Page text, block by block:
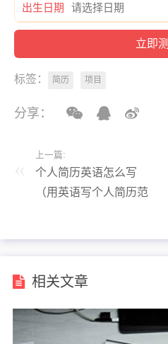
出生日期
标签： 简历 项目
分享：
上一篇:
个人简历英语怎么写
（用英语写个人简历范
相关文章